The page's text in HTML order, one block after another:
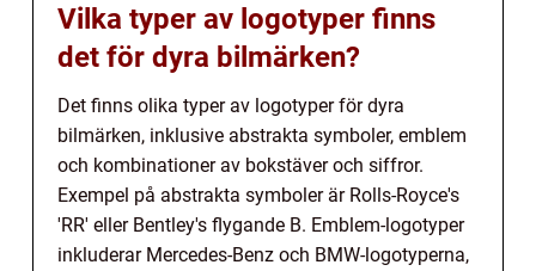
Vilka typer av logotyper finns
det för dyra bilmärken?
Det finns olika typer av logotyper för dyra
bilmärken, inklusive abstrakta symboler, emblem
och kombinationer av bokstäver och siffror.
Exempel på abstrakta symboler är Rolls-Royce's
'RR' eller Bentley's flygande B. Emblem-logotyper
inkluderar Mercedes-Benz och BMW-logotyperna,